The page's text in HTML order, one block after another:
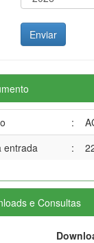
:
entrada
:
e Consultas